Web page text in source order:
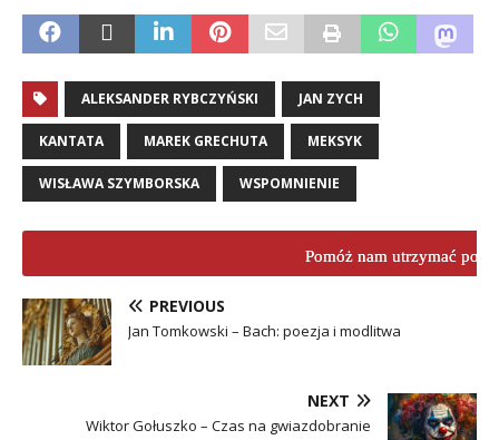
ALEKSANDER RYBCZYŃSKI JAN ZYCH
KANTATA MAREK GRECHUTA MEKSYK
WISŁAWA SZYMBORSKA WSPOMNIENIE
Pomóż nam utrzymać
PREVIOUS
Jan Tomkowski – Bach: poezja i modlitwa
NEXT
Wiktor Gołuszko – Czas na gwiazdobranie